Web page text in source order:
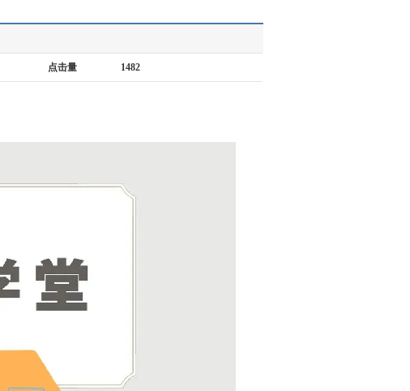
点击量 1482